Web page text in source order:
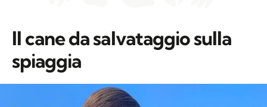
Il cane da salvataggio sulla
spiaggia